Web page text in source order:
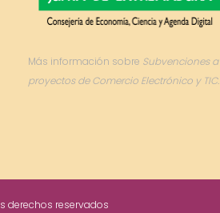
Más información sobre Subvenciones a
proyectos de Comercio Electrónico y TIC.
derechos reservados